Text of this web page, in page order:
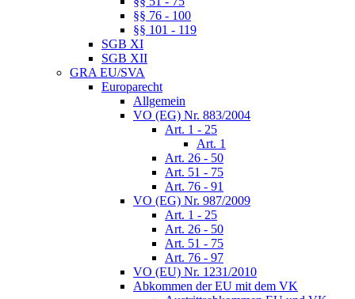
§§ 76 - 100
§§ 101 - 119
SGB XI
SGB XII
GRA EU/SVA
Europarecht
Allgemein
VO (EG) Nr. 883/2004
Art. 1 - 25
Art. 1
Art. 26 - 50
Art. 51 - 75
Art. 76 - 91
VO (EG) Nr. 987/2009
Art. 1 - 25
Art. 26 - 50
Art. 51 - 75
Art. 76 - 97
VO (EU) Nr. 1231/2010
Abkommen der EU mit dem VK